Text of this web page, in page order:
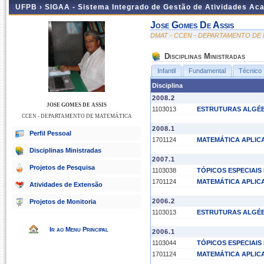
UFPB › SIGAA - Sistema Integrado de Gestão de Atividades
JOSE GOMES DE ASSIS
CCEN - DEPARTAMENTO DE MATEMÁTICA
Perfil Pessoal
Disciplinas Ministradas
Projetos de Pesquisa
Atividades de Extensão
Projetos de Monitoria
Ir ao Menu Principal
Jose Gomes De Assis
DMAT - CCEN - DEPARTAMENTO DE
Disciplinas Ministradas
Infantil Fundamental Técnico
Disciplina
2008.2
1103013
ESTRUTURAS
2008.1
1701124
MATEMÁTICA
2007.1
1103038
TÓPICOS
1701124
MATEMÁTICA
2006.2
1103013
ESTRUTURAS
2006.1
1103044
TÓPICOS
1701124
MATEMÁTICA